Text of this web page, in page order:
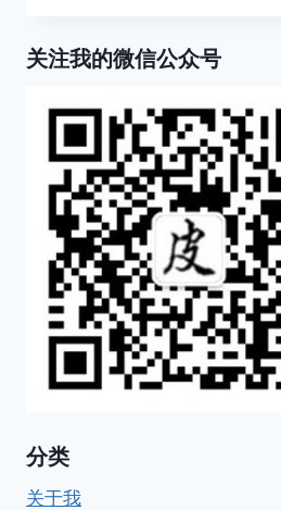
弗
口
炎
关注我的微信公众号
分类
关于我